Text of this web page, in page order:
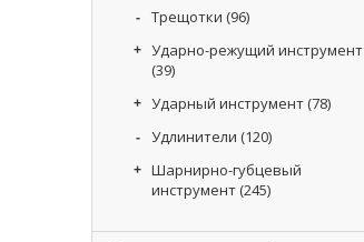
Трещотки (96)
Ударно-режущий инструмент
(39)
Ударный инструмент(78)
Удлинители (120)
Шарнирно-губцевый
инструмент(245)